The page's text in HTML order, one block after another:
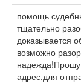
помощь
тщательно
доказывается
возможно
адрес,для